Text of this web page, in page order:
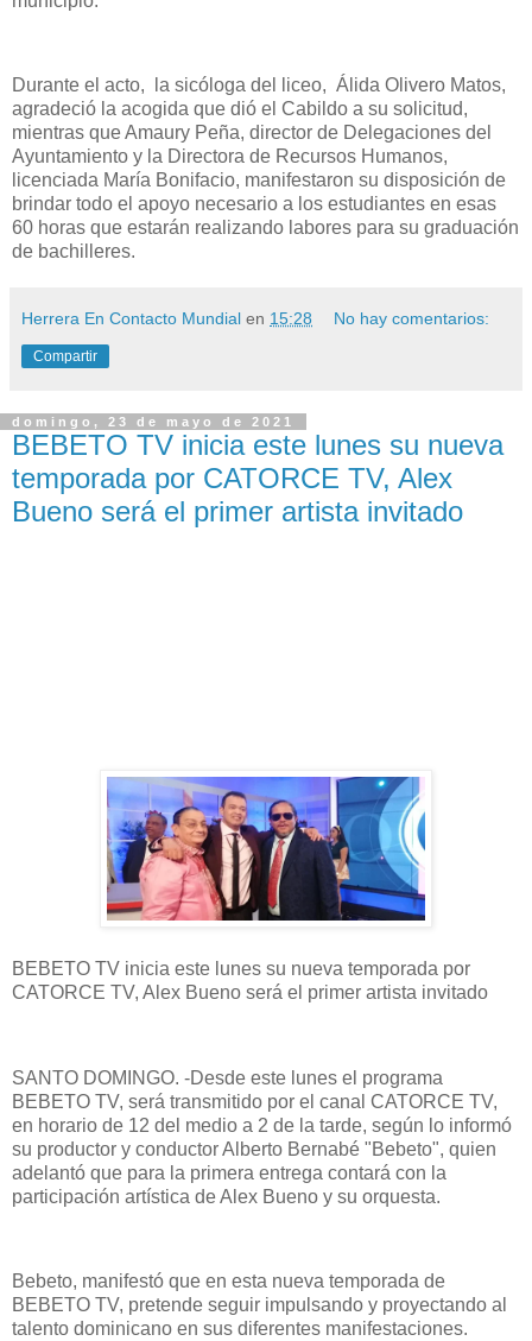
Durante el acto, la sicóloga del liceo, Álida Olivero Matos,
agradeció la acogida que dió el Cabildo a su solicitud,
mientras que Amaury Peña, director de Delegaciones del
Ayuntamiento y la Directora de Recursos Humanos,
licenciada María Bonifacio, manifestaron su disposición de
brindar todo el apoyo necesario a los estudiantes en esas
60 horas que estarán realizando labores para su graduación
de bachilleres.
Herrera En Contacto Mundial en 15:28 No hay comentarios:
Compartir
domingo, 23 de mayo de 2021
BEBETO TV inicia este lunes su nueva
temporada por CATORCE TV, Alex
Bueno será el primer artista invitado
BEBETO TV inicia este lunes su nueva temporada por
CATORCE TV, Alex Bueno será el primer artista invitado
SANTO DOMINGO. -Desde este lunes el programa
BEBETO TV, será transmitido por el canal CATORCE TV,
en horario de 12 del medio a 2 de la tarde, según lo informó
su productor y conductor Alberto Bernabé "Bebeto", quien
adelantó que para la primera entrega contará con la
participación artística de Alex Bueno y su orquesta.
Bebeto, manifestó que en esta nueva temporada de
BEBETO TV, pretende seguir impulsando y proyectando al
talento dominicano en sus diferentes manifestaciones.